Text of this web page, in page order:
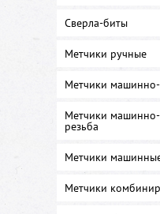
Сверла-биты
Метчики ручные
Метчики
Метчики
резьба
Метчики
Метчики